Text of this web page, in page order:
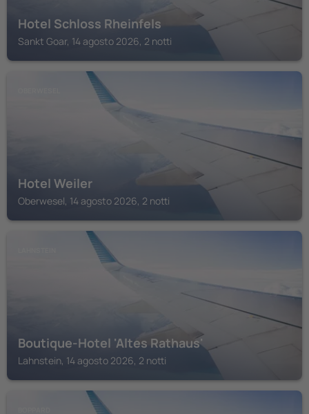
Hotel Schloss Rheinfels
Sankt Goar, 14 agosto 2026, 2 notti
Hotel Weiler
Oberwesel, 14 agosto 2026, 2 notti
Boutique-Hotel 'Altes Rathaus'
Lahnstein, 14 agosto 2026, 2 notti